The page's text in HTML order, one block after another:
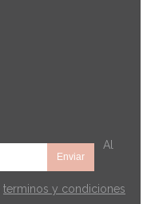
Al
terminos y condiciones